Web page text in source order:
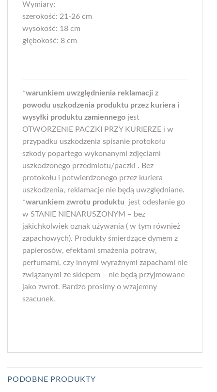
Wymiary:
szerokość: 21-26 cm
wysokość: 18 cm
głębokość: 8 cm
*warunkiem uwzględnienia reklamacji z
powodu uszkodzenia produktu przez kuriera i
wysyłki produktu zamiennego jest
OTWORZENIE PACZKI PRZY KURIERZE i w
przypadku uszkodzenia spisanie protokołu
szkody popartego wykonanymi zdjęciami
uszkodzonego przedmiotu/paczki . Bez
protokołu i potwierdzonego przez kuriera
uszkodzenia, reklamacje nie będą uwzględniane.
*warunkiem zwrotu produktu
jest odesłanie go
w STANIE NIENARUSZONYM – bez
jakichkolwiek oznak używania ( w tym również
zapachowych). Produkty śmierdzące dymem z
papierosów, efektami smażenia potraw,
perfumami, czy innymi wyraźnymi zapachami nie
związanymi ze sklepem – nie będą przyjmowane
jako zwrot. Bardzo prosimy o wzajemny
szacunek.
PODOBNE PRODUKTY